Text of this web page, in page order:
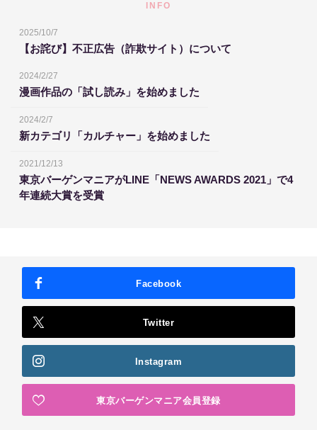
INFO
2025/10/7
【お詫び】不正広告（詐欺サイト）について
2024/2/27
漫画作品の「試し読み」を始めました
2024/2/7
新カテゴリ「カルチャー」を始めました
2021/12/13
東京バーゲンマニアがLINE「NEWS AWARDS 2021」で4
年連続大賞を受賞
Facebook
Twitter
Instagram
東京バーゲンマニア会員登録